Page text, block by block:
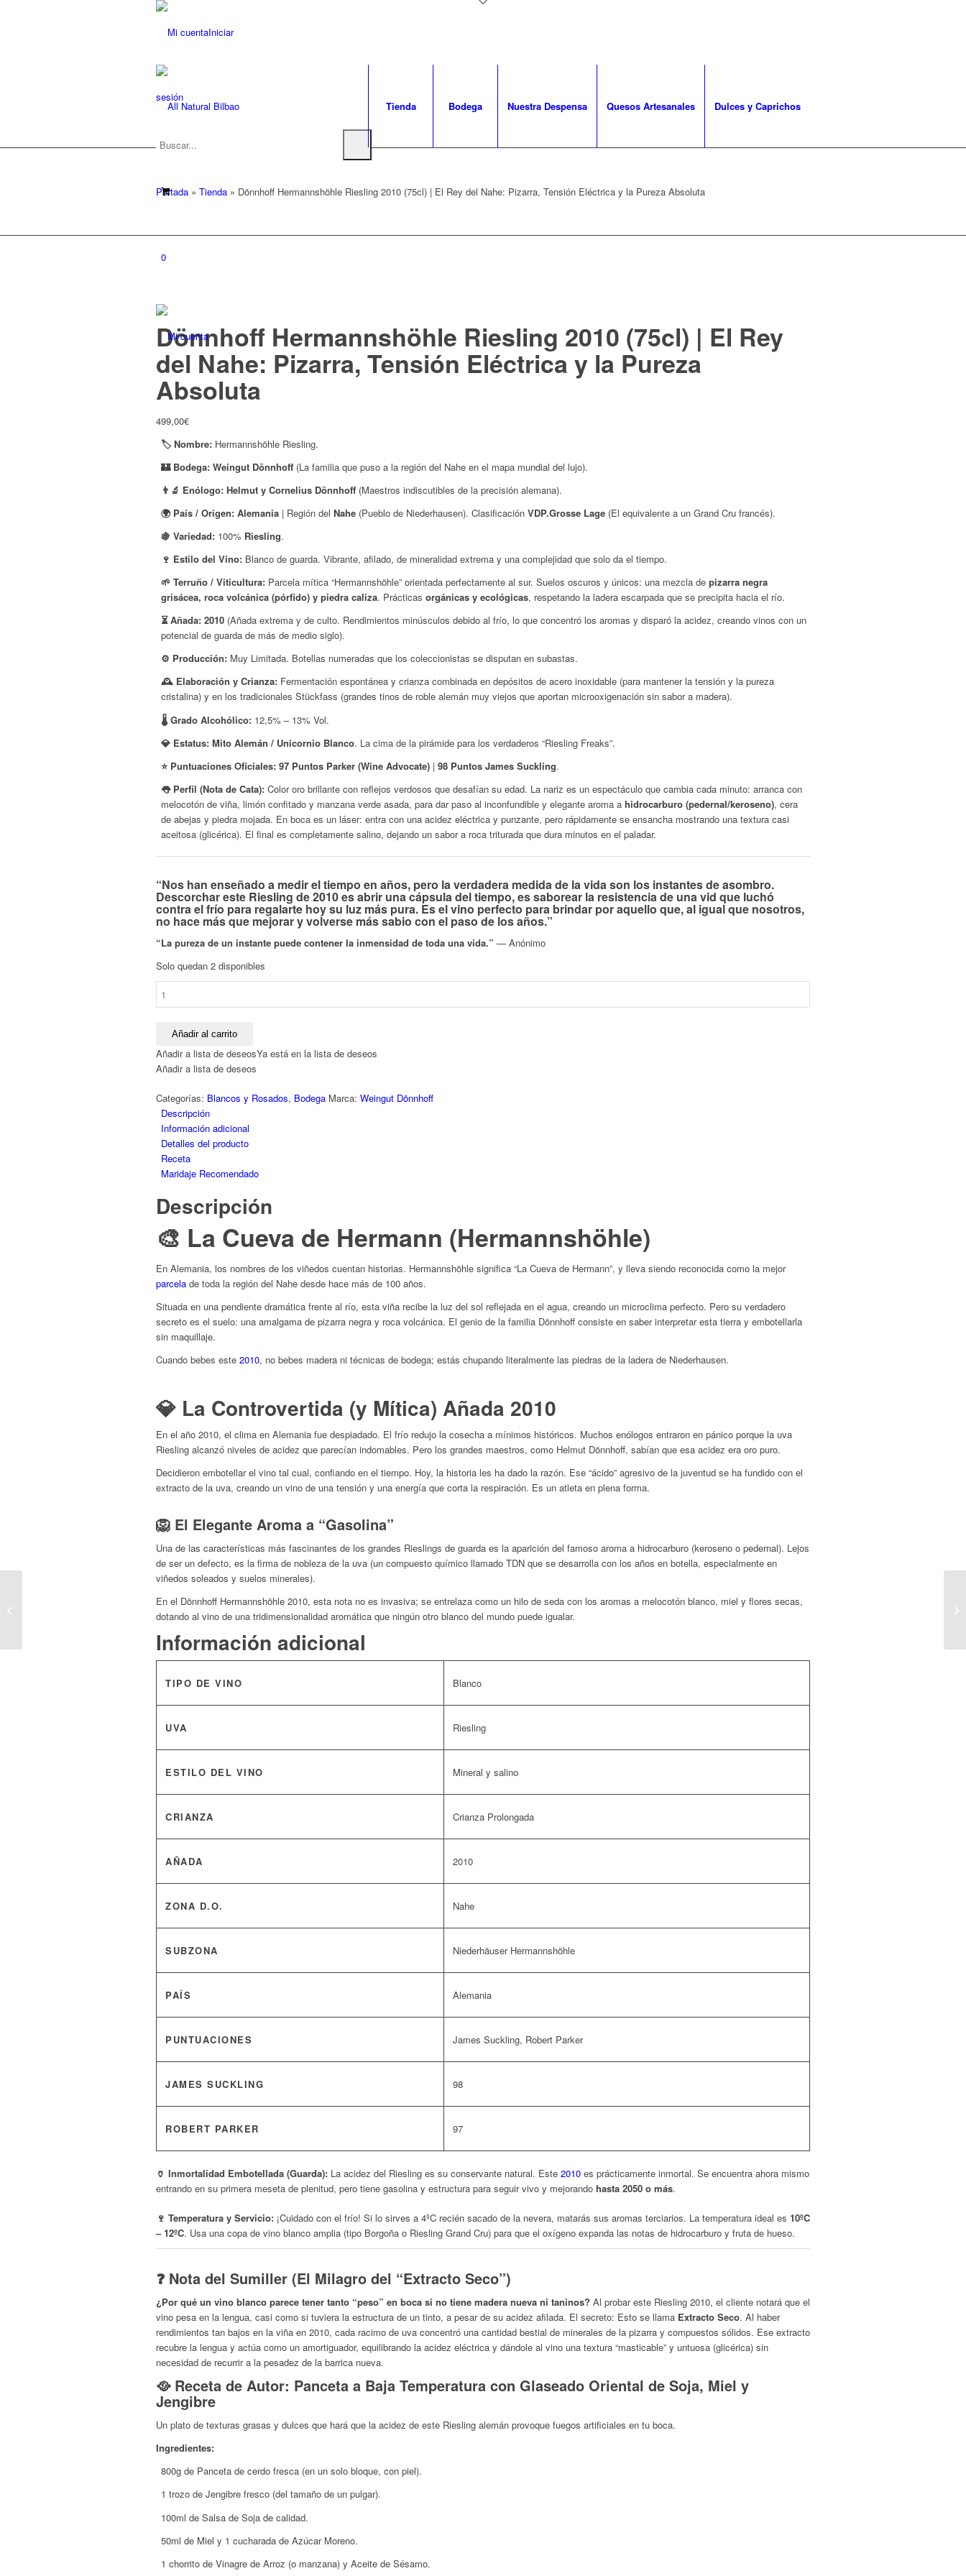
Iniciar
sesión
0
Tienda Bodega Nuestra Despensa Quesos Artesanales Dulces y Caprichos
Portada » Tienda » Dönnhoff Hermannshöhle Riesling 2010 (75cl) | El Rey del Nahe: Pizarra, Tensión Eléctrica y la Pureza Absoluta
Dönnhoff Hermannshöhle Riesling 2010 (75cl) | El Rey
del Nahe: Pizarra, Tensión Eléctrica y la Pureza
Absoluta
499,00€
🏷️ Nombre: Hermannshöhle Riesling.
🏰 Bodega: Weingut Dönnhoff (La familia que puso a la región del Nahe en el mapa mundial del lujo).
👨‍🔬 Enólogo: Helmut y Cornelius Dönnhoff (Maestros indiscutibles de la precisión alemana).
🌍 País / Origen: Alemania | Región del Nahe (Pueblo de Niederhausen). Clasificación VDP.Grosse Lage (El equivalente a un Grand Cru francés).
🍇 Variedad: 100% Riesling.
🍷 Estilo del Vino: Blanco de guarda. Vibrante, afilado, de mineralidad extrema y una complejidad que solo da el tiempo.
🌱 Terruño / Viticultura: Parcela mítica “Hermannshöhle” orientada perfectamente al sur. Suelos oscuros y únicos: una mezcla de pizarra negra
grisácea, roca volcánica (pórfido) y piedra caliza. Prácticas orgánicas y ecológicas, respetando la ladera escarpada que se precipita hacia el río.
⏳ Añada: 2010 (Añada extrema y de culto. Rendimientos minúsculos debido al frío, lo que concentró los aromas y disparó la acidez, creando vinos con un
potencial de guarda de más de medio siglo).
⚙️ Producción: Muy Limitada. Botellas numeradas que los coleccionistas se disputan en subastas.
🕰️ Elaboración y Crianza: Fermentación espontánea y crianza combinada en depósitos de acero inoxidable (para mantener la tensión y la pureza
cristalina) y en los tradicionales Stückfass (grandes tinos de roble alemán muy viejos que aportan microoxigenación sin sabor a madera).
🌡️ Grado Alcohólico: 12,5% – 13% Vol.
💎 Estatus: Mito Alemán / Unicornio Blanco. La cima de la pirámide para los verdaderos “Riesling Freaks”.
⭐ Puntuaciones Oficiales: 97 Puntos Parker (Wine Advocate) | 98 Puntos James Suckling.
👅 Perfil (Nota de Cata): Color oro brillante con reflejos verdosos que desafían su edad. La nariz es un espectáculo que cambia cada minuto: arranca con
melocotón de viña, limón confitado y manzana verde asada, para dar paso al inconfundible y elegante aroma a hidrocarburo (pedernal/keroseno), cera
de abejas y piedra mojada. En boca es un láser: entra con una acidez eléctrica y punzante, pero rápidamente se ensancha mostrando una textura casi
aceitosa (glicérica). El final es completamente salino, dejando un sabor a roca triturada que dura minutos en el paladar.
“Nos han enseñado a medir el tiempo en años, pero la verdadera medida de la vida son los instantes de asombro.
Descorchar este Riesling de 2010 es abrir una cápsula del tiempo, es saborear la resistencia de una vid que luchó
contra el frío para regalarte hoy su luz más pura. Es el vino perfecto para brindar por aquello que, al igual que nosotros,
no hace más que mejorar y volverse más sabio con el paso de los años.”
“La pureza de un instante puede contener la inmensidad de toda una vida.” — Anónimo
Solo quedan 2 disponibles
2010
(75cl)
Rey
del
Nahe:
Pizarra,
Tensión
Eléctrica
la
Pureza
Absoluta
cantidad
Añadir al carrito
Añadir a lista de deseosYa está en la lista de deseos
Añadir a lista de deseos
Categorías: Blancos y Rosados, Bodega Marca: Weingut Dönnhoff
Descripción
Información adicional
Detalles del producto
Receta
Maridaje Recomendado
Descripción
🎨 La Cueva de Hermann (Hermannshöhle)
En Alemania, los nombres de los viñedos cuentan historias. Hermannshöhle significa “La Cueva de Hermann”, y lleva siendo reconocida como la mejor
parcela de toda la región del Nahe desde hace más de 100 años.
Situada en una pendiente dramática frente al río, esta viña recibe la luz del sol reflejada en el agua, creando un microclima perfecto. Pero su verdadero
secreto es el suelo: una amalgama de pizarra negra y roca volcánica. El genio de la familia Dönnhoff consiste en saber interpretar esta tierra y embotellarla
sin maquillaje.
Cuando bebes este 2010, no bebes madera ni técnicas de bodega; estás chupando literalmente las piedras de la ladera de Niederhausen.
💎 La Controvertida (y Mítica) Añada 2010
En el año 2010, el clima en Alemania fue despiadado. El frío redujo la cosecha a mínimos históricos. Muchos enólogos entraron en pánico porque la uva
Riesling alcanzó niveles de acidez que parecían indomables. Pero los grandes maestros, como Helmut Dönnhoff, sabían que esa acidez era oro puro.
Decidieron embotellar el vino tal cual, confiando en el tiempo. Hoy, la historia les ha dado la razón. Ese “ácido” agresivo de la juventud se ha fundido con el
extracto de la uva, creando un vino de una tensión y una energía que corta la respiración. Es un atleta en plena forma.
🦁 El Elegante Aroma a “Gasolina”
Una de las características más fascinantes de los grandes Rieslings de guarda es la aparición del famoso aroma a hidrocarburo (keroseno o pedernal). Lejos
de ser un defecto, es la firma de nobleza de la uva (un compuesto químico llamado TDN que se desarrolla con los años en botella, especialmente en
viñedos soleados y suelos minerales).
En el Dönnhoff Hermannshöhle 2010, esta nota no es invasiva; se entrelaza como un hilo de seda con los aromas a melocotón blanco, miel y flores secas,
dotando al vino de una tridimensionalidad aromática que ningún otro blanco del mundo puede igualar.
Información adicional
TIPO DE VINO Blanco
UVA Riesling
ESTILO DEL VINO Mineral y salino
CRIANZA Crianza Prolongada
AÑADA 2010
ZONA D.O. Nahe
SUBZONA Niederhäuser Hermannshöhle
PAÍS Alemania
PUNTUACIONES James Suckling, Robert Parker
JAMES SUCKLING 98
ROBERT PARKER 97
🏺 Inmortalidad Embotellada (Guarda): La acidez del Riesling es su conservante natural. Este 2010 es prácticamente inmortal. Se encuentra ahora mismo
entrando en su primera meseta de plenitud, pero tiene gasolina y estructura para seguir vivo y mejorando hasta 2050 o más.
🍷 Temperatura y Servicio: ¡Cuidado con el frío! Si lo sirves a 4ºC recién sacado de la nevera, matarás sus aromas terciarios. La temperatura ideal es 10ºC
– 12ºC. Usa una copa de vino blanco amplia (tipo Borgoña o Riesling Grand Cru) para que el oxígeno expanda las notas de hidrocarburo y fruta de hueso.
❓ Nota del Sumiller (El Milagro del “Extracto Seco”)
¿Por qué un vino blanco parece tener tanto “peso” en boca si no tiene madera nueva ni taninos? Al probar este Riesling 2010, el cliente notará que el
vino pesa en la lengua, casi como si tuviera la estructura de un tinto, a pesar de su acidez afilada. El secreto: Esto se llama Extracto Seco. Al haber
rendimientos tan bajos en la viña en 2010, cada racimo de uva concentró una cantidad bestial de minerales de la pizarra y compuestos sólidos. Ese extracto
recubre la lengua y actúa como un amortiguador, equilibrando la acidez eléctrica y dándole al vino una textura “masticable” y untuosa (glicérica) sin
necesidad de recurrir a la pesadez de la barrica nueva.
🥘 Receta de Autor: Panceta a Baja Temperatura con Glaseado Oriental de Soja, Miel y
Jengibre
Un plato de texturas grasas y dulces que hará que la acidez de este Riesling alemán provoque fuegos artificiales en tu boca.
Ingredientes:
800g de Panceta de cerdo fresca (en un solo bloque, con piel).
1 trozo de Jengibre fresco (del tamaño de un pulgar).
100ml de Salsa de Soja de calidad.
50ml de Miel y 1 cucharada de Azúcar Moreno.
1 chorrito de Vinagre de Arroz (o manzana) y Aceite de Sésamo.